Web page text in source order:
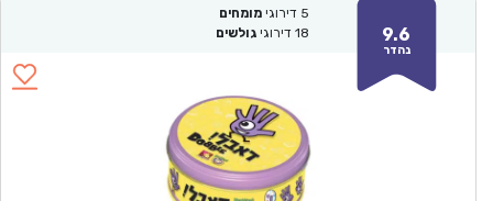
9.6
נהדר
5 דירוגי מומחים
18 דירוגי גולשים